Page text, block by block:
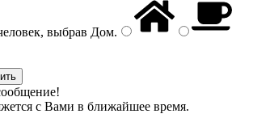
выбрав Дом.
с Вами в ближайшее время.